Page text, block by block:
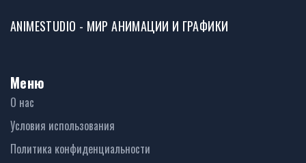
ANIMESTUDIO - МИР АНИМАЦИИ И ГРАФИКИ
Меню
О нас
Условия использования
Политика конфиденциальности